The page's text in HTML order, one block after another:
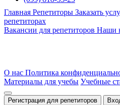
Главная Репетиторы Заказать
репетиторах
Вакансии для репетиторов Наши
О нас Политика
Материалы для учебы Учебные
Регистрация для репетиторов